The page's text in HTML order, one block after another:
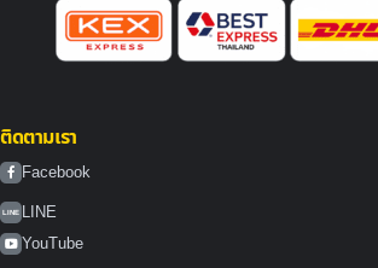
ติดตามเรา
Facebook
LINE LINE
YouTube